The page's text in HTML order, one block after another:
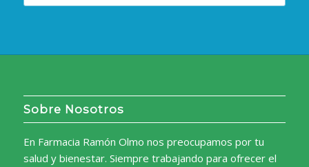
Sobre Nosotros
En Farmacia Ramón Olmo nos preocupamos por tu
salud y bienestar. Siempre trabajando para ofrecer el